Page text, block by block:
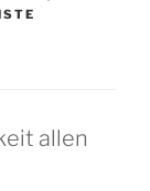
allen